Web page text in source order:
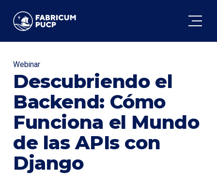
FABRICUM
Webinar
Descubriendo el
Backend: Cómo
Funciona el Mundo
de las APIs con
Django